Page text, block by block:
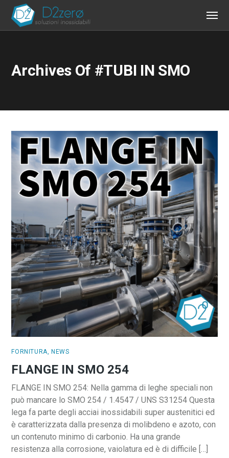
Archives Of #TUBI IN SMO
FORNITURA, NEWS
FLANGE IN SMO 254
FLANGE IN SMO 254: Nella gamma di leghe speciali non
può mancare lo SMO 254 / 1.4547 / UNS S31254 Questa
lega fa parte degli acciai inossidabili super austenitici ed
è caratterizzata dalla presenza di molibdeno e azoto, con
un contenuto minimo di carbonio. Ha una grande
resistenza alla corrosione, vaiolatura ed è di difficile […]